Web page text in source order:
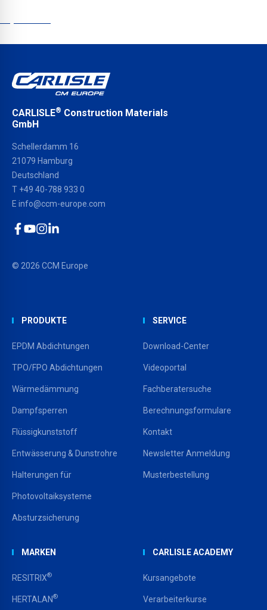
CARLISLE® Construction Materials
GmbH
Schellerdamm 16
21079 Hamburg
Deutschland
T +49 40-788 933 0
E info@ccm-europe.com
© 2026 CCM Europe
PRODUKTE
EPDM Abdichtungen
TPO/FPO Abdichtungen
Wärmedämmung
Dampfsperren
Flüssigkunststoff
Entwässerung & Dunstrohre
Halterungen für
Photovoltaiksysteme
Absturzsicherung
SERVICE
Download-Center
Videoportal
Fachberatersuche
Berechnungsformulare
Kontakt
Newsletter Anmeldung
Musterbestellung
MARKEN
RESITRIX®
HERTALAN®
CARLISLE ACADEMY
Kursangebote
Verarbeiterkurse